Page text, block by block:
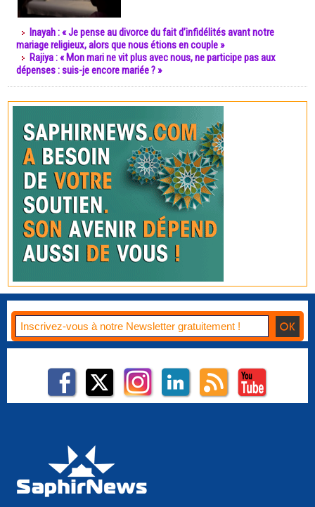
Inayah : « Je pense au divorce du fait d’infidélités avant notre
mariage religieux, alors que nous étions en couple »
Rajiya : « Mon mari ne vit plus avec nous, ne participe pas aux
dépenses : suis-je encore mariée ? »